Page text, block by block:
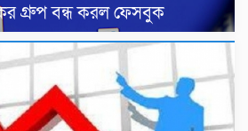
গ্রুপ বন্ধ করল ফেসবুক